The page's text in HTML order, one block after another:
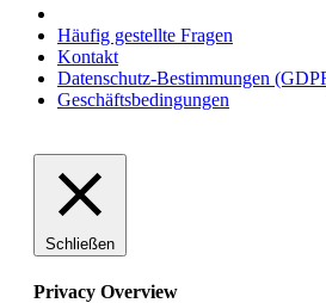
Häufig gestellte Fragen
Kontakt
Datenschutz-Bestimmungen
Geschäftsbedingungen
Schließen
Privacy Overview